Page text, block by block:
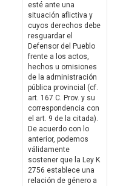
esté ante una
situación aflictiva y
cuyos derechos debe
resguardar el
Defensor del Pueblo
frente a los actos,
hechos u omisiones
de la administración
pública provincial (cf.
art. 167 C. Prov. y su
correspondencia con
el art. 9 de la citada).
De acuerdo con lo
anterior, podemos
válidamente
sostener que la Ley K
2756 establece una
relación de género a